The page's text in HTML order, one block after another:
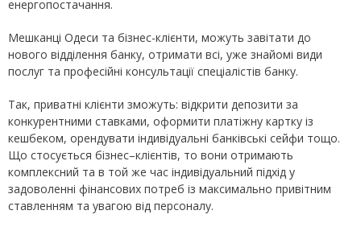
енергопостачання.
Мешканці Одеси та бізнес-клієнти, можуть завітати до
нового відділення банку, отримати всі, уже знайомі види
послуг та професійні консультації спеціалістів банку.
Так, приватні клієнти зможуть: відкрити депозити за
конкурентними ставками, оформити платіжну картку із
кешбеком, орендувати індивідуальні банківські сейфи тощо.
Що стосується бізнес–клієнтів, то вони отримають
комплексний та в той же час індивідуальний підхід у
задоволенні фінансових потреб із максимально привітним
ставленням та увагою від персоналу.